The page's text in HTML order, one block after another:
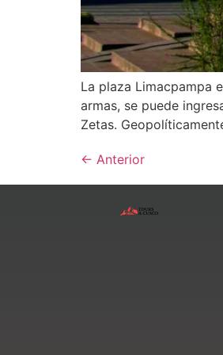
La plaza Limacpampa
armas, se puede
Zetas.
← Anterior